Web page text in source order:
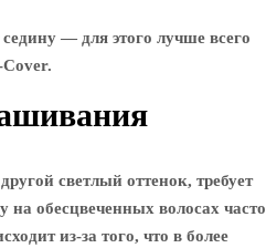
— для этого лучше всего
светлый оттенок, требует
на обесцвеченных волосах часто
из-за того, что в более